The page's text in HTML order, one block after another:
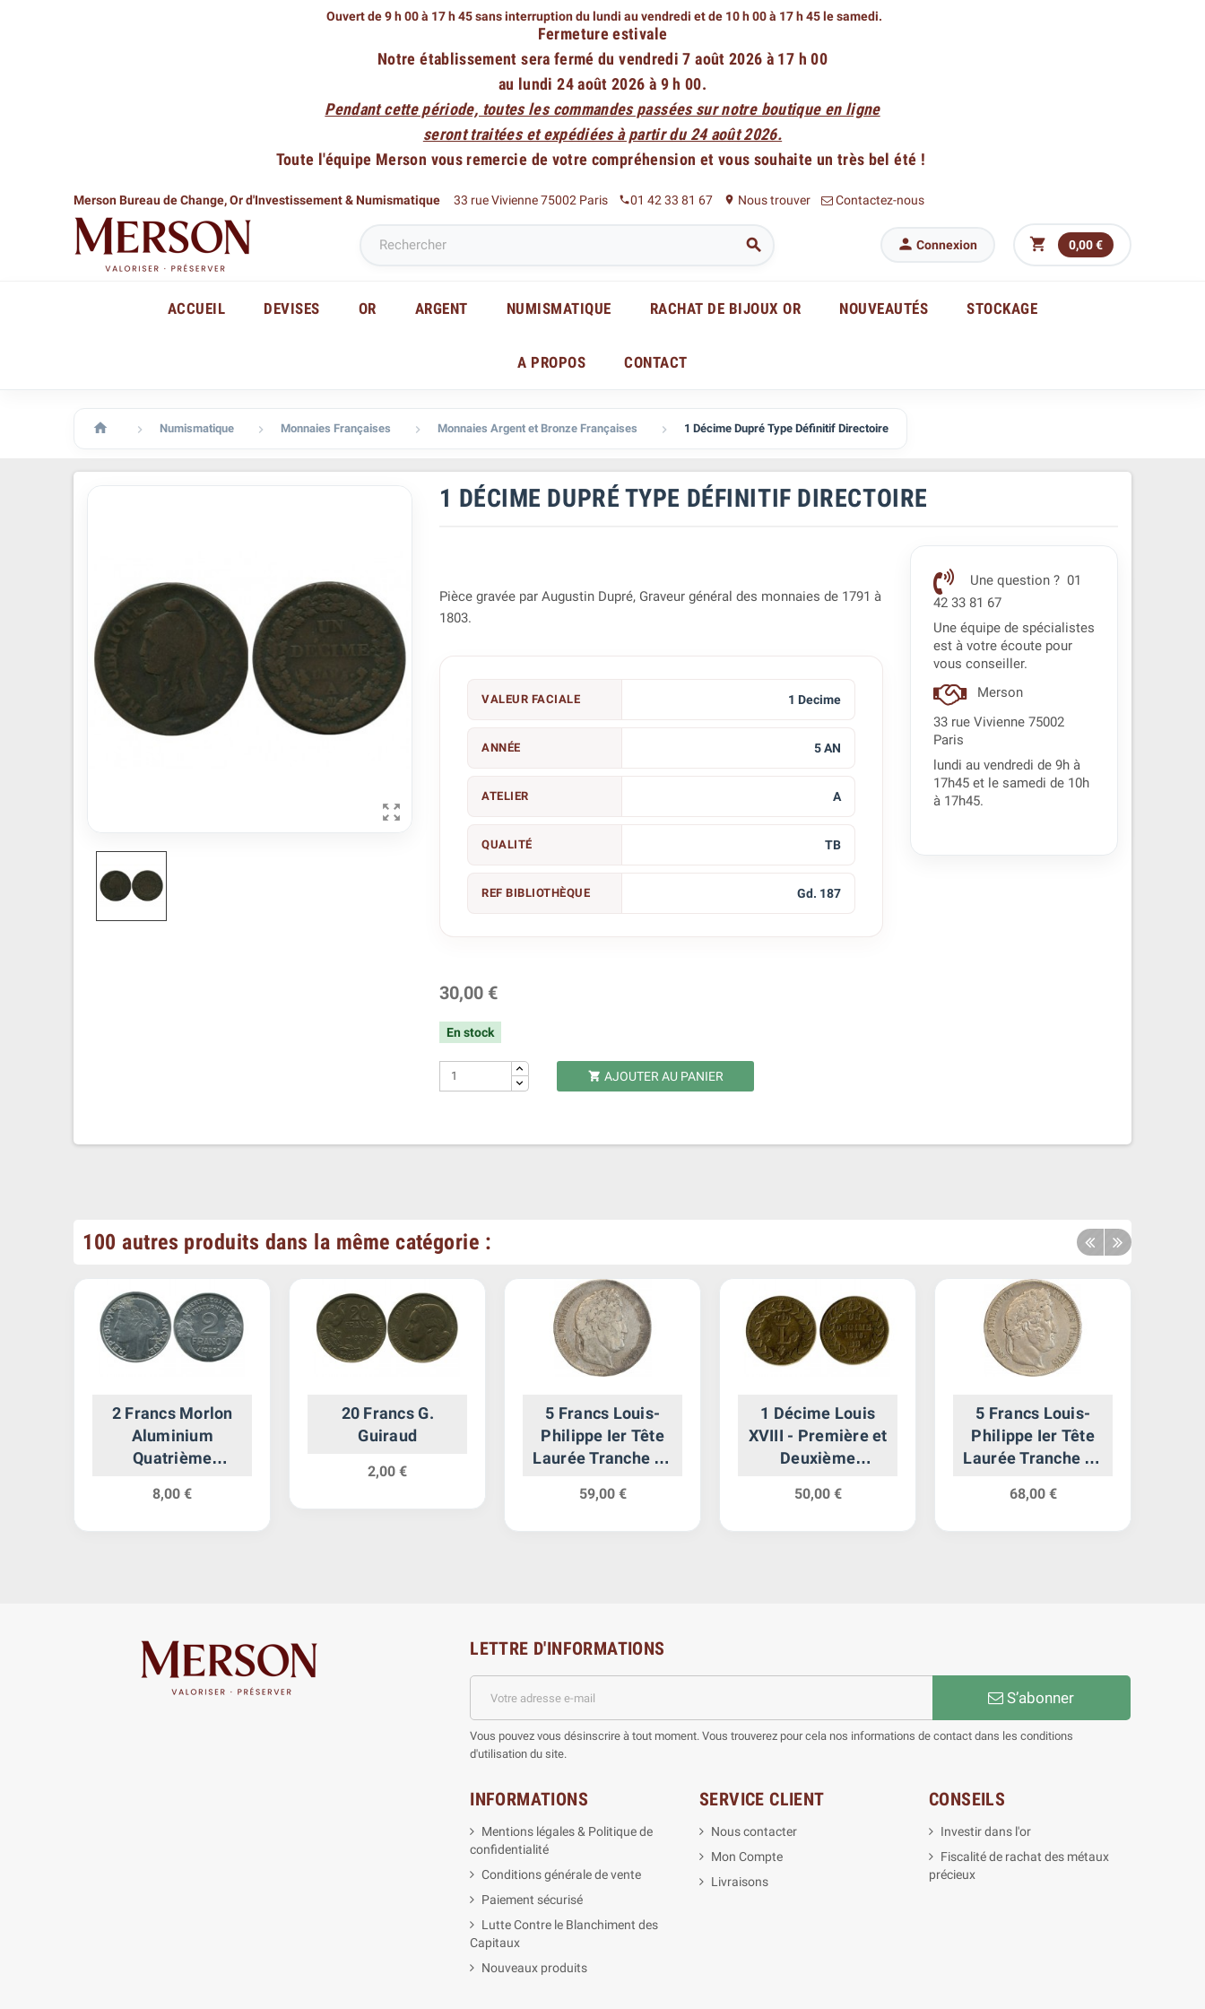
Ouvert de 9 h 00 à 17 h 45 sans interruption du lundi au vendredi et de 10 h 00 à 17 h 45 le samedi.
Fermeture estivale
Notre établissement sera fermé du vendredi 7 août 2026 à 17 h 00
au lundi 24 août 2026 à 9 h 00.
Pendant cette période, toutes les commandes passées sur notre boutique en ligne
seront traitées et expédiées à partir du 24 août 2026.
Toute l'équipe Merson vous remercie de votre compréhension et vous souhaite un très bel été !
Merson Bureau de Change, Or d'Investissement & Numismatique 33 rue Vivienne 75002 Paris phone01 42 33 81 67 place Nous trouver Contactez-nous
  Connexion  0,00 €
ACCUEIL DEVISES OR ARGENT NUMISMATIQUE RACHAT DE BIJOUX OR NOUVEAUTÉS STOCKAGE
A PROPOS CONTACT
  Numismatique  Monnaies Françaises  Monnaies Argent et Bronze Françaises  1 Décime Dupré Type Définitif Directoire

1 DÉCIME DUPRÉ TYPE DÉFINITIF DIRECTOIRE
Pièce gravée par Augustin Dupré, Graveur général des monnaies de 1791 à
1803.
VALEUR FACIALE 1 Decime
ANNÉE 5 AN
ATELIER A
QUALITÉ TB
REF BIBLIOTHÈQUE Gd. 187
30,00 €
En stock
 AJOUTER AU PANIER
Une question ? 01
42 33 81 67
Une équipe de spécialistes
est à votre écoute pour
vous conseiller.
Merson
33 rue Vivienne 75002
Paris
lundi au vendredi de 9h à
17h45 et le samedi de 10h
à 17h45.
100 autres produits dans la même catégorie :
2 Francs Morlon
Aluminium
Quatrième
8,00 €
20 Francs G.
Guiraud
2,00 €
5 Francs Louis-
Philippe Ier Tête
Laurée Tranche en
59,00 €
1 Décime Louis
XVIII - Première et
Deuxième
Après Décime et
50,00 €
5 Francs Louis-
Philippe Ier Tête
Laurée Tranche En
68,00 €
LETTRE D'INFORMATIONS
S’abonner
Vous pouvez vous désinscrire à tout moment. Vous trouverez pour cela nos informations de contact dans les conditions
d'utilisation du site.
INFORMATIONS
Mentions légales & Politique de
confidentialité
Conditions générale de vente
Paiement sécurisé
Lutte Contre le Blanchiment des
Capitaux
Nouveaux produits
SERVICE CLIENT
Nous contacter
Mon Compte
Livraisons
CONSEILS
Investir dans l'or
Fiscalité de rachat des métaux
précieux